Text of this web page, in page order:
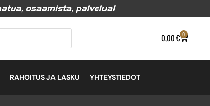
0,00€ 0
RAHOITUS JA LASKU YHTEYSTIEDOT